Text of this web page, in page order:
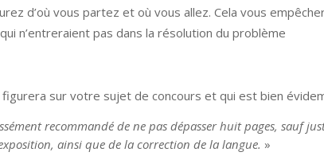
d’où vous partez et où vous allez. Cela vous
n’entreraient pas dans la résolution du problème
sur votre sujet de concours et qui est bien
recommandé de ne pas dépasser huit pages, sauf
ainsi que de la correction de la langue. »